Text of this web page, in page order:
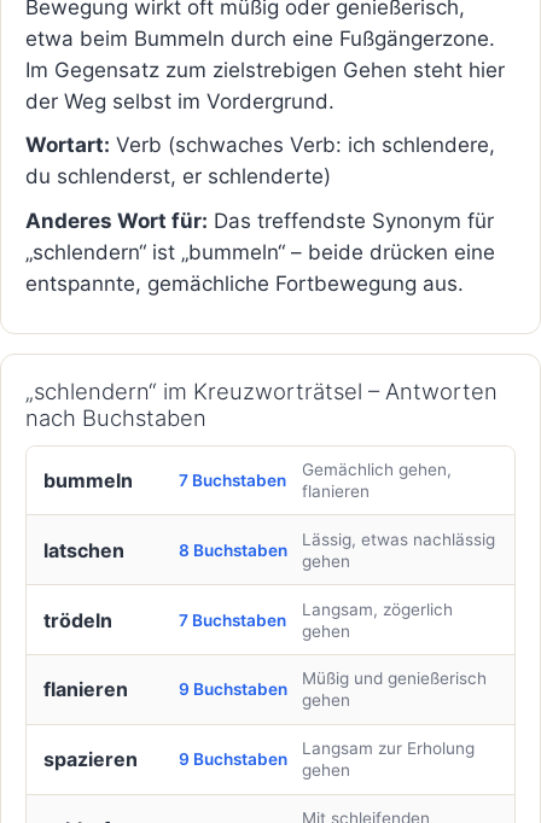
Bewegung wirkt oft müßig oder genießerisch,
etwa beim Bummeln durch eine Fußgängerzone.
Im Gegensatz zum zielstrebigen Gehen steht hier
der Weg selbst im Vordergrund.
Wortart: Verb (schwaches Verb: ich schlendere,
du schlenderst, er schlenderte)
Anderes Wort für: Das treffendste Synonym für
„schlendern“ ist „bummeln“ – beide drücken eine
entspannte, gemächliche Fortbewegung aus.
„schlendern“ im Kreuzworträtsel – Antworten
nach Buchstaben
bummeln 7 Buchstaben
Gemächlich gehen,
flanieren
latschen 8 Buchstaben
Lässig, etwas nachlässig
gehen
trödeln 7 Buchstaben
Langsam, zögerlich
gehen
flanieren 9 Buchstaben
Müßig und genießerisch
gehen
spazieren 9 Buchstaben
Langsam zur Erholung
gehen
Mit schleifenden